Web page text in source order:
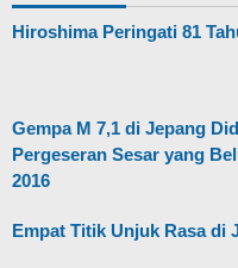
Hiroshima Peringati 81
Gempa M 7,1 di Jepang
Pergeseran Sesar yang
2016
Empat Titik Unjuk Rasa di